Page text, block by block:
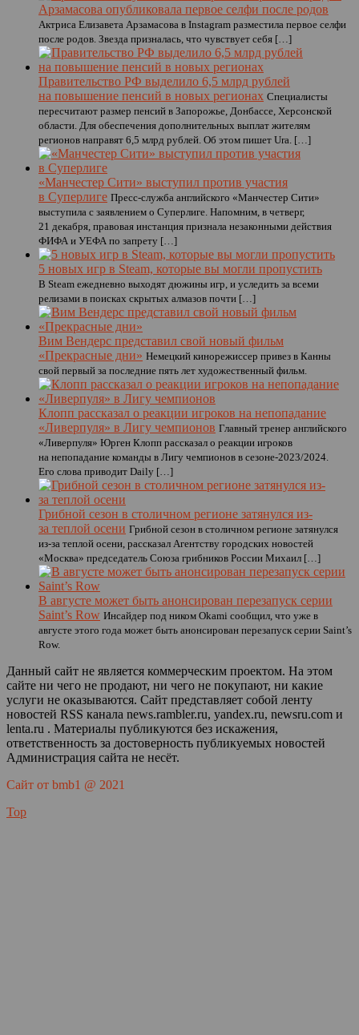
Арзамасова опубликовала первое селфи после родов
Актриса Елизавета Арзамасова в Instagram разместила первое селфи
после родов. Звезда призналась, что чувствует себя […]
Правительство РФ выделило 6,5 млрд рублей
на повышение пенсий в новых регионах Специалисты
пересчитают размер пенсий в Запорожье, Донбассе, Херсонской
области. Для обеспечения дополнительных выплат жителям
регионов направят 6,5 млрд рублей. Об этом пишет Ura. […]
«Манчестер Сити» выступил против участия
в Суперлиге Пресс-служба английского «Манчестер Сити»
выступила с заявлением о Суперлиге. Напомним, в четверг,
21 декабря, правовая инстанция признала незаконными действия
ФИФА и УЕФА по запрету […]
5 новых игр в Steam, которые вы могли пропустить
В Steam ежедневно выходят дюжины игр, и уследить за всеми
релизами в поисках скрытых алмазов почти […]
Вим Вендерс представил свой новый фильм
«Прекрасные дни» Немецкий кинорежиссер привез в Канны
свой первый за последние пять лет художественный фильм.
Клопп рассказал о реакции игроков на непопадание
«Ливерпуля» в Лигу чемпионов Главный тренер английского
«Ливерпуля» Юрген Клопп рассказал о реакции игроков
на непопадание команды в Лигу чемпионов в сезоне-2023/2024.
Его слова приводит Daily […]
Грибной сезон в столичном регионе затянулся из-
за теплой осени Грибной сезон в столичном регионе затянулся
из-за теплой осени, рассказал Агентству городских новостей
«Москва» председатель Союза грибников России Михаил […]
В августе может быть анонсирован перезапуск серии
Saint’s Row Инсайдер под ником Okami сообщил, что уже в
августе этого года может быть анонсирован перезапуск серии Saint’s
Row.
Данный сайт не является коммерческим проектом. На этом
сайте ни чего не продают, ни чего не покупают, ни какие
услуги не оказываются. Сайт представляет собой ленту
новостей RSS канала news.rambler.ru, yandex.ru, newsru.com и
lenta.ru . Материалы публикуются без искажения,
ответственность за достоверность публикуемых новостей
Администрация сайта не несёт.
Сайт от bmb1 @ 2021
Top